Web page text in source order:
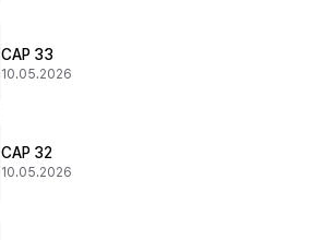
CAP 33
10.05.2026
CAP 32
10.05.2026